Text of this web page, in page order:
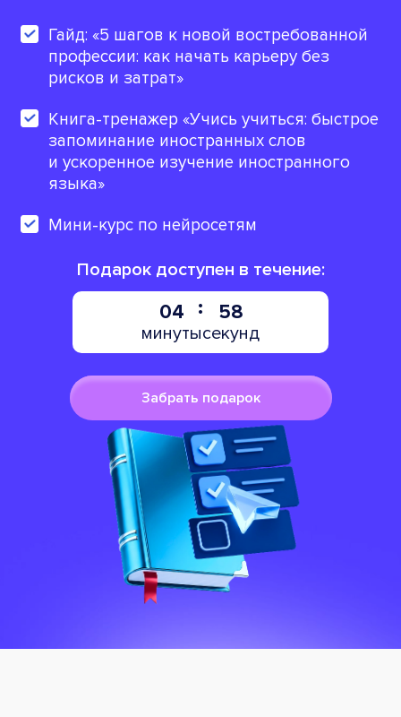
Гайд: «5 шагов к новой востребованной
профессии: как начать карьеру без
рисков и затрат»
Книга-тренажер «Учись учиться: быстрое
запоминание иностранных слов
и ускоренное изучение иностранного
языка»
Мини-курс по нейросетям
Забрать подарок
Подарок доступен в течение:
04
минуты
57
секунд